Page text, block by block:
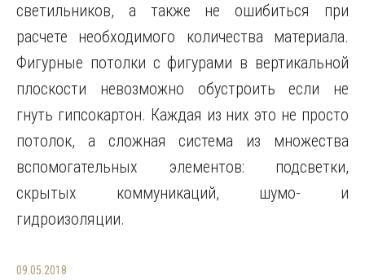
светильников, а также не ошибиться при
расчете необходимого количества материала.
Фигурные потолки с фигурами в вертикальной
плоскости невозможно обустроить если не
гнуть гипсокартон. Каждая из них это не просто
потолок, а сложная система из множества
вспомогательных элементов: подсветки,
скрытых коммуникаций, шумо- и
гидроизоляции.
09.05.2018